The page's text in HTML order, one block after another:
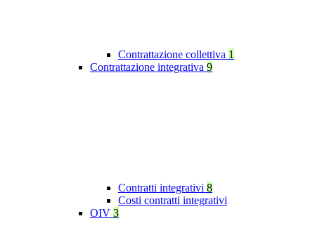
Contrattazione collettiva 1
Contrattazione integrativa 9
Contratti integrativi 8
Costi contratti integrativi
OIV 3